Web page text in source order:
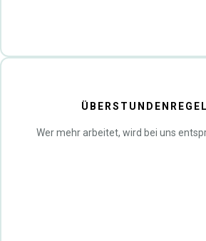
Wer mehr arbeitet, wird bei uns